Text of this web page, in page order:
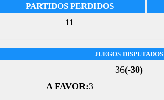
PARTIDOS PERDIDOS
11
JUEGOS DISPUTADOS
36(-30)
A FAVOR:3